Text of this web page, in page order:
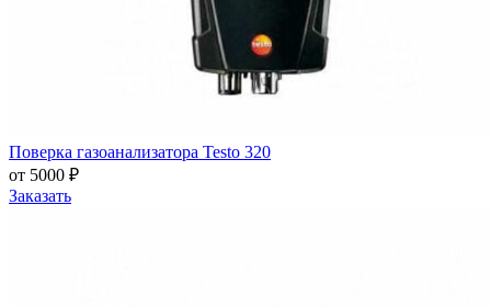
Поверка газоанализатора Testo 320
от 5000 ₽
Заказать